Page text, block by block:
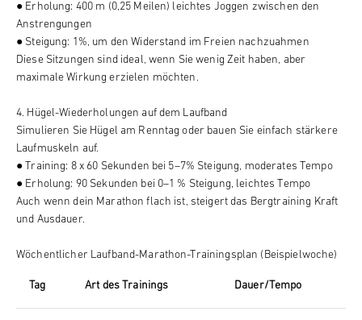
● Erholung: 400 m (0,25 Meilen) leichtes Joggen zwischen den
Anstrengungen
● Steigung: 1%, um den Widerstand im Freien nachzuahmen
Diese Sitzungen sind ideal, wenn Sie wenig Zeit haben, aber
maximale Wirkung erzielen möchten.
4. Hügel-Wiederholungen auf dem Laufband
Simulieren Sie Hügel am Renntag oder bauen Sie einfach stärkere
Laufmuskeln auf.
● Training: 8 x 60 Sekunden bei 5–7% Steigung, moderates Tempo
● Erholung: 90 Sekunden bei 0–1 % Steigung, leichtes Tempo
Auch wenn dein Marathon flach ist, steigert das Bergtraining Kraft
und Ausdauer.
Wöchentlicher Laufband-Marathon-Trainingsplan (Beispielwoche)
Tag Art des Trainings Dauer/Tempo